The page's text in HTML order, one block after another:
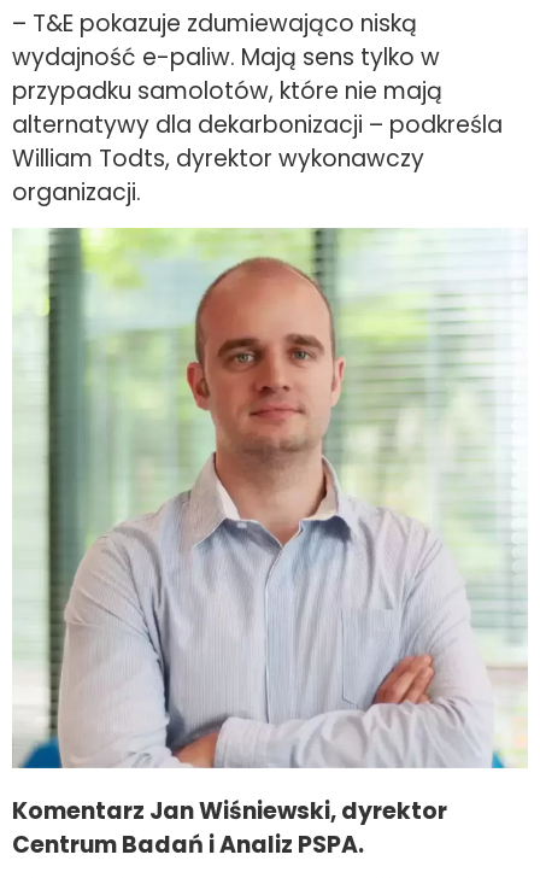
– T&E pokazuje zdumiewająco niską
wydajność e-paliw. Mają sens tylko w
przypadku samolotów, które nie mają
alternatywy dla dekarbonizacji – podkreśla
William Todts, dyrektor wykonawczy
organizacji.
Komentarz Jan Wiśniewski, dyrektor
Centrum Badań i Analiz PSPA.